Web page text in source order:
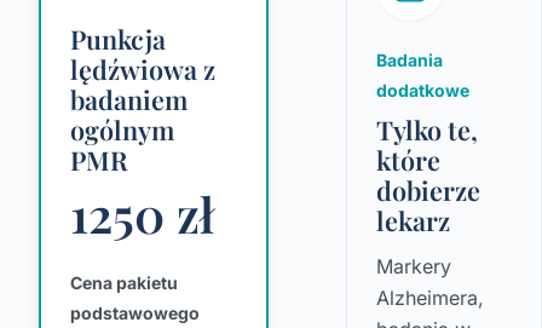
Punkcja
lędźwiowa z
badaniem
ogólnym
PMR
1250 zł
Cena pakietu
podstawowego
Badania
dodatkowe
Tylko te,
które
dobierze
lekarz
Markery
Alzheimera,